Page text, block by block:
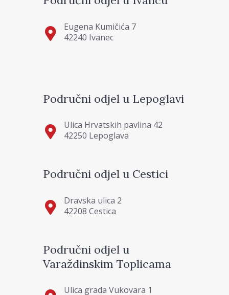
Eugena Kumičića 7
42240 Ivanec
Područni odjel u Lepoglavi
Ulica Hrvatskih pavlina 42
42250 Lepoglava
Područni odjel u Cestici
Dravska ulica 2
42208 Cestica
Područni odjel u
Varaždinskim Toplicama
Ulica grada Vukovara 1